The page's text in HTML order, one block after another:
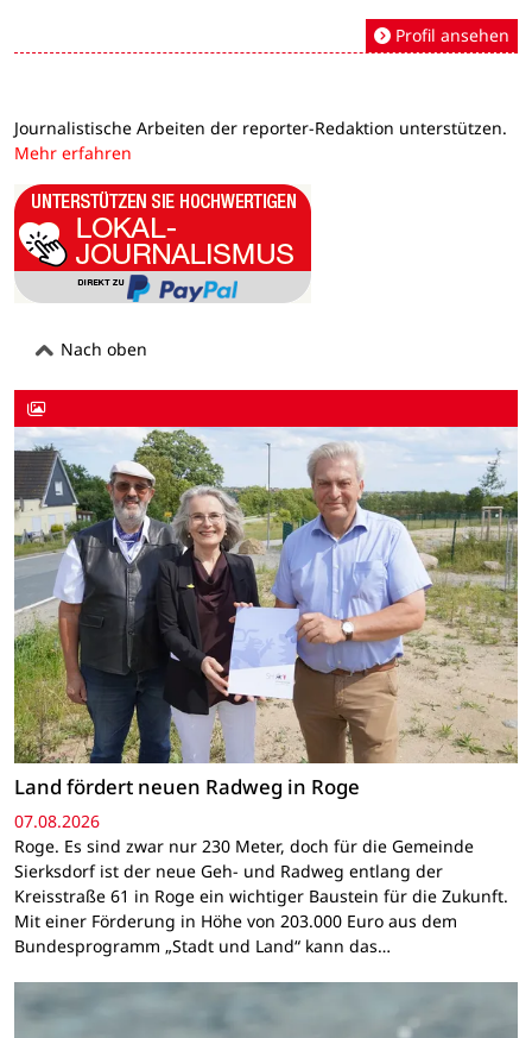
Profil ansehen
Journalistische Arbeiten der reporter-Redaktion unterstützen.
Mehr erfahren
Nach oben
Land fördert neuen Radweg in Roge
07.08.2026
Roge. Es sind zwar nur 230 Meter, doch für die Gemeinde
Sierksdorf ist der neue Geh- und Radweg entlang der
Kreisstraße 61 in Roge ein wichtiger Baustein für die Zukunft.
Mit einer Förderung in Höhe von 203.000 Euro aus dem
Bundesprogramm „Stadt und Land“ kann das…